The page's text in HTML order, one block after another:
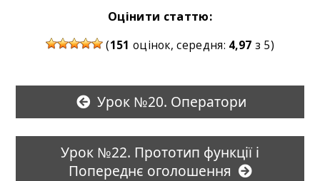
Оцінити статтю:
(151 оцінок, середня: 4,97 з 5)
Урок №20. Оператори
Урок №22. Прототип функції і
Попереднє оголошення